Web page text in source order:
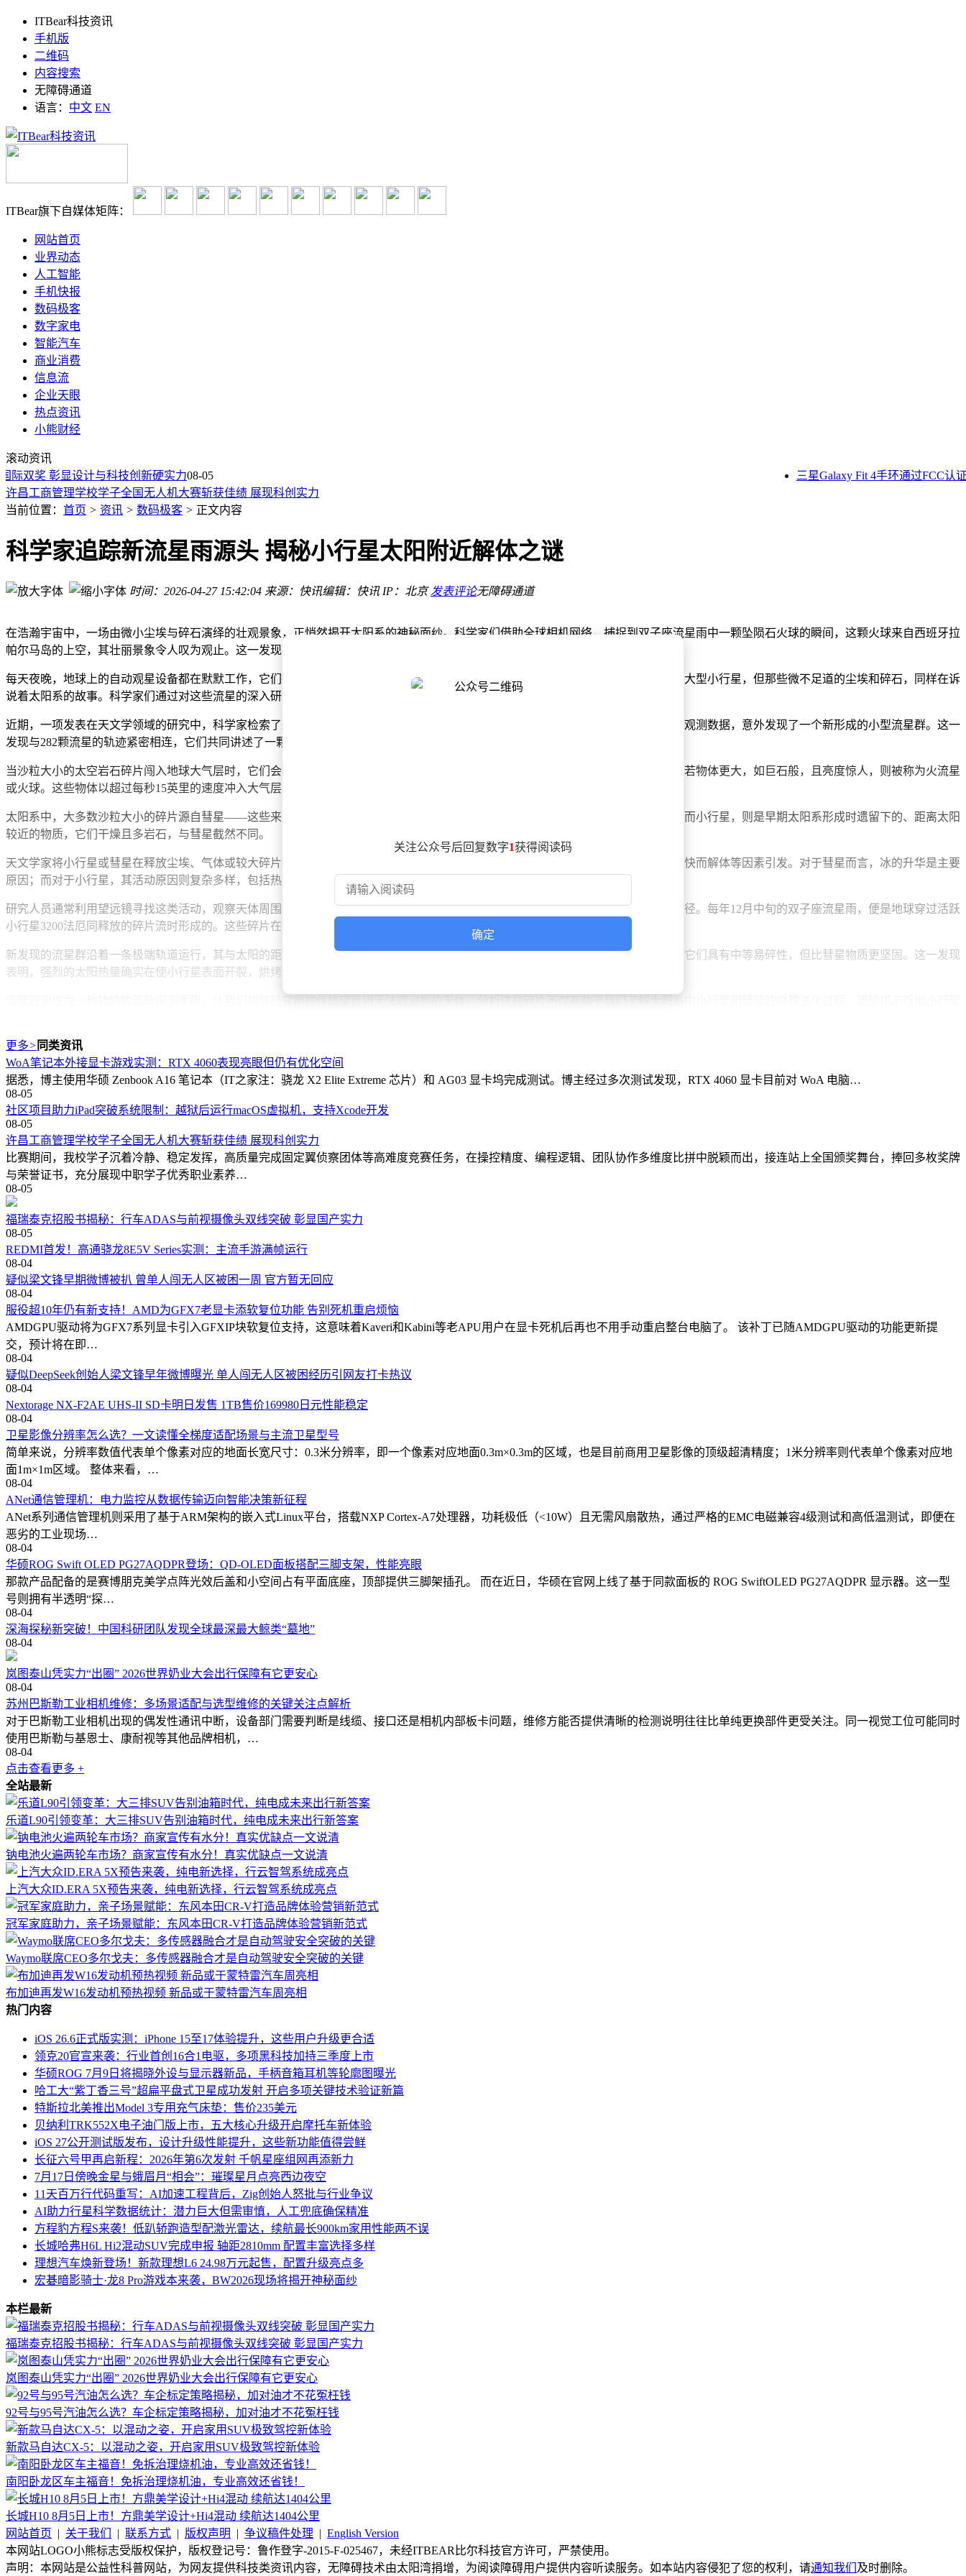
ITBear科技资讯
手机版
二维码
内容搜索
无障碍通道
语言： 中文 EN
ITBear旗下自媒体矩阵：
网站首页
业界动态
人工智能
手机快报
数码极客
数字家电
智能汽车
商业消费
信息流
企业天眼
热点资讯
小熊财经
滚动资讯
双奖 彰显设计与科技创新硬实力08-05 三星Galaxy Fit 4手环通过FCC认证
卫星影像分辨率怎么选？一文读懂全梯度适配场景与主流卫星型号
社区项目助力iPad突破系统限制：越狱后运行macOS虚拟机，支持Xcode开发
许昌工商管理学校学子全国无人机大赛斩获佳绩 展现科创实力
福瑞泰克招股书揭秘：行车ADAS与前视摄像头双线突破 彰显国产实力
REDMI首发！高通骁龙8E5V Series实测：主流手游满帧运行
服役超10年仍有新支持！AMD为GFX7老显卡添软复位功能 告别死机重启烦恼
疑似DeepSeek创始人梁文锋早年微博曝光 单人闯无人区被困经历引网友打卡热议
Nextorage NX-F2AE UHS-II SD卡明日发售 1TB售价169980日元性能稳定
卫星影像分辨率怎么选？一文读懂全梯度适配场景与主流卫星型号
当前位置： 首页 > 资讯 > 数码极客 > 正文内容
科学家追踪新流星雨源头 揭秘小行星太阳附近解体之谜
时间：2026-04-27 15:42:04 来源：快讯编辑：快讯 IP：北京 发表评论无障碍通道
在浩瀚宇宙中，一场由微小尘埃与碎石演绎的壮观景象，正悄然揭开太阳系的神秘面纱。科学家们借助全球相机网络，捕捉到双子座流星雨中一颗坠陨石火球的瞬间，这颗火球来自西班牙拉
帕尔马岛的上空，其壮丽景象令人叹为观止。这一发现不仅为天文学研究增添了新篇章，更揭示了小行星在太阳附近解体的惊人过程。
每天夜晚，地球上的自动观星设备都在默默工作，它们等待并记录着流星划过天际的轨迹。虽然电影和新闻常常聚焦于可能毁灭地球的大型小行星，但那些微不足道的尘埃和碎石，同样在诉
说着太阳系的故事。科学家们通过对这些流星的深入研究，逐渐揭开了太阳系中尘埃、小行星及彗星碎片的活动与演化规律。
近期，一项发表在天文学领域的研究中，科学家检索了来自加拿大、日本、加利福尼亚及欧洲的全天空相机网络所收集的数百万条流星观测数据，意外发现了一个新形成的小型流星群。这一
发现与282颗流星的轨迹紧密相连，它们共同讲述了一颗小行星因过于靠近太阳而破碎的悲壮故事。
当沙粒大小的太空岩石碎片闯入地球大气层时，它们会瞬间升温，表层汽化并转化为带电气体，开始发光发热，形成我们所说的流星。若物体更大，如巨石般，且亮度惊人，则被称为火流星
或火球。这些物体以超过每秒15英里的速度冲入大气层，细小的尘埃或沙粒在瞬间消失无踪，留下短暂的绚烂。
太阳系中，大多数沙粒大小的碎片源自彗星——这些来自太阳系外围的寒冷天体，在经过太阳时释放出大量尘埃，形成其特有的彗尾。而小行星，则是早期太阳系形成时遗留下的、距离太阳
较近的物质，它们干燥且多岩石，与彗星截然不同。
天文学家将小行星或彗星在释放尘埃、气体或较大碎片时的状态称为活跃状态。这种状态可能由太阳热量、小型撞击或小行星因旋转过快而解体等因素引发。对于彗星而言，冰的升华是主要
原因；而对于小行星，其活动原因则复杂多样，包括热应力、小型撞击以及旋转解体等。
研究人员通常利用望远镜寻找这类活动，观察天体周围是否存在彗尾或模糊区域。然而，流星雨也成为了寻找活跃天体的另一种有效途径。每年12月中旬的双子座流星雨，便是地球穿过活跃
小行星3200法厄同释放的碎片流时形成的。这些碎片在长时间内沿着其轨道散开，形成了壮观的流星群。
新发现的流星群沿着一条极端轨道运行，其与太阳的距离几乎比地球近五倍。根据这些流星进入地球大气层时的破裂方式，科学家判断它们具有中等易碎性，但比彗星物质更坚固。这一发现
表明，强烈的太阳热量确实在使小行星表面开裂，烘烤出被困气体并导致其碎裂。
流星观测作为一种独特的灵敏探测手段，让我们能够研究那些传统望远镜无法观测到的天体。分析这些碎片不仅有助于我们了解太阳系中小行星和彗星的物理演化过程，更能揭示近地小行星
尽管新流星雨的母小行星仍然难以捉摸，但科学家们并未放弃探索。未来，随着太空望远镜技术的不断进步，我们有理由相信，人类将能够揭开更多太阳系的奥秘，更好地守护我们共同的家
园。
关注公众号后回复数字1获得阅读码
确定
更多> 同类资讯
WoA笔记本外接显卡游戏实测：RTX 4060表现亮眼但仍有优化空间
据悉，博主使用华硕 Zenbook A16 笔记本（IT之家注：骁龙 X2 Elite Extreme 芯片）和 AG03 显卡坞完成测试。博主经过多次测试发现，RTX 4060 显卡目前对 WoA 电脑…
08-05
社区项目助力iPad突破系统限制：越狱后运行macOS虚拟机，支持Xcode开发
08-05
许昌工商管理学校学子全国无人机大赛斩获佳绩 展现科创实力
比赛期间，我校学子沉着冷静、稳定发挥，高质量完成固定翼侦察团体等高难度竞赛任务，在操控精度、编程逻辑、团队协作多维度比拼中脱颖而出，接连站上全国颁奖舞台，捧回多枚奖牌
与荣誉证书，充分展现中职学子优秀职业素养…
08-05
福瑞泰克招股书揭秘：行车ADAS与前视摄像头双线突破 彰显国产实力
08-05
REDMI首发！高通骁龙8E5V Series实测：主流手游满帧运行
08-04
疑似梁文锋早期微博被扒 曾单人闯无人区被困一周 官方暂无回应
08-04
服役超10年仍有新支持！AMD为GFX7老显卡添软复位功能 告别死机重启烦恼
AMDGPU驱动将为GFX7系列显卡引入GFXIP块软复位支持，这意味着Kaveri和Kabini等老APU用户在显卡死机后再也不用手动重启整台电脑了。 该补丁已随AMDGPU驱动的功能更新提
交，预计将在即…
08-04
疑似DeepSeek创始人梁文锋早年微博曝光 单人闯无人区被困经历引网友打卡热议
08-04
Nextorage NX-F2AE UHS-II SD卡明日发售 1TB售价169980日元性能稳定
08-04
卫星影像分辨率怎么选？一文读懂全梯度适配场景与主流卫星型号
简单来说，分辨率数值代表单个像素对应的地面长宽尺寸：0.3米分辨率，即一个像素对应地面0.3m×0.3m的区域，也是目前商用卫星影像的顶级超清精度；1米分辨率则代表单个像素对应地
面1m×1m区域。 整体来看，…
08-04
ANet通信管理机：电力监控从数据传输迈向智能决策新征程
ANet系列通信管理机则采用了基于ARM架构的嵌入式Linux平台，搭载NXP Cortex-A7处理器，功耗极低（<10W）且无需风扇散热，通过严格的EMC电磁兼容4级测试和高低温测试，即便在
恶劣的工业现场…
08-04
华硕ROG Swift OLED PG27AQDPR登场：QD-OLED面板搭配三脚支架，性能亮眼
那款产品配备的是赛博朋克美学点阵光效后盖和小空间占有平面底座，顶部提供三脚架插孔。 而在近日，华硕在官网上线了基于同款面板的 ROG SwiftOLED PG27AQDPR 显示器。这一型
号则拥有半透明“探…
08-04
深海探秘新突破！中国科研团队发现全球最深最大鲸类“墓地”
08-04
岚图泰山凭实力“出圈” 2026世界奶业大会出行保障有它更安心
08-04
苏州巴斯勒工业相机维修：多场景适配与选型维修的关键关注点解析
对于巴斯勒工业相机出现的偶发性通讯中断，设备部门需要判断是线缆、接口还是相机内部板卡问题，维修方能否提供清晰的检测说明往往比单纯更换部件更受关注。同一视觉工位可能同时
使用巴斯勒与基恩士、康耐视等其他品牌相机，…
08-04
点击查看更多 +
全站最新
乐道L90引领变革：大三排SUV告别油箱时代，纯电成未来出行新答案
钠电池火遍两轮车市场？商家宣传有水分！真实优缺点一文说清
上汽大众ID.ERA 5X预告来袭，纯电新选择，行云智驾系统成亮点
冠军家庭助力，亲子场景赋能：东风本田CR-V打造品牌体验营销新范式
Waymo联席CEO多尔戈夫：多传感器融合才是自动驾驶安全突破的关键
布加迪再发W16发动机预热视频 新品或于蒙特雷汽车周亮相
热门内容
iOS 26.6正式版实测：iPhone 15至17体验提升，这些用户升级更合适
领克20官宣来袭：行业首创16合1电驱，多项黑科技加持三季度上市
华硕ROG 7月9日将揭晓外设与显示器新品，手柄音箱耳机等轮廓图曝光
哈工大“紫丁香三号”超扁平盘式卫星成功发射 开启多项关键技术验证新篇
特斯拉北美推出Model 3专用充气床垫：售价235美元
贝纳利TRK552X电子油门版上市，五大核心升级开启摩托车新体验
iOS 27公开测试版发布，设计升级性能提升，这些新功能值得尝鲜
长征六号甲再启新程：2026年第6次发射 千帆星座组网再添新力
7月17日傍晚金星与蛾眉月“相会”：璀璨星月点亮西边夜空
11天百万行代码重写：AI加速工程背后，Zig创始人怒批与行业争议
AI助力行星科学数据统计：潜力巨大但需审慎，人工兜底确保精准
方程豹方程S来袭！低趴轿跑造型配激光雷达，续航最长900km家用性能两不误
长城哈弗H6L Hi2混动SUV完成申报 轴距2810mm 配置丰富选择多样
理想汽车焕新登场！新款理想L6 24.98万元起售，配置升级亮点多
宏碁暗影骑士·龙8 Pro游戏本来袭，BW2026现场将揭开神秘面纱
本栏最新
福瑞泰克招股书揭秘：行车ADAS与前视摄像头双线突破 彰显国产实力
岚图泰山凭实力“出圈” 2026世界奶业大会出行保障有它更安心
92号与95号汽油怎么选？车企标定策略揭秘，加对油才不花冤枉钱
新款马自达CX-5：以混动之姿，开启家用SUV极致驾控新体验
南阳卧龙区车主福音！免拆治理烧机油，专业高效还省钱！
长城H10 8月5日上市！方鼎美学设计+Hi4混动 续航达1404公里
网站首页 | 关于我们 | 联系方式 | 版权声明 | 争议稿件处理 | English Version
本网站LOGO小熊标志受版权保护，版权登记号：鲁作登字-2015-F-025467，未经ITBEAR比尔科技官方许可，严禁使用。
声明：本网站是公益性科普网站，为网友提供科技类资讯内容，无障碍技术由太阳湾捐增，为阅读障碍用户提供内容听读服务。如本站内容侵犯了您的权利，请通知我们 及时删除。